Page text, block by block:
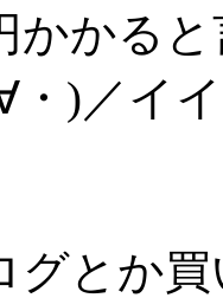
かかる
・)／イ
グとか